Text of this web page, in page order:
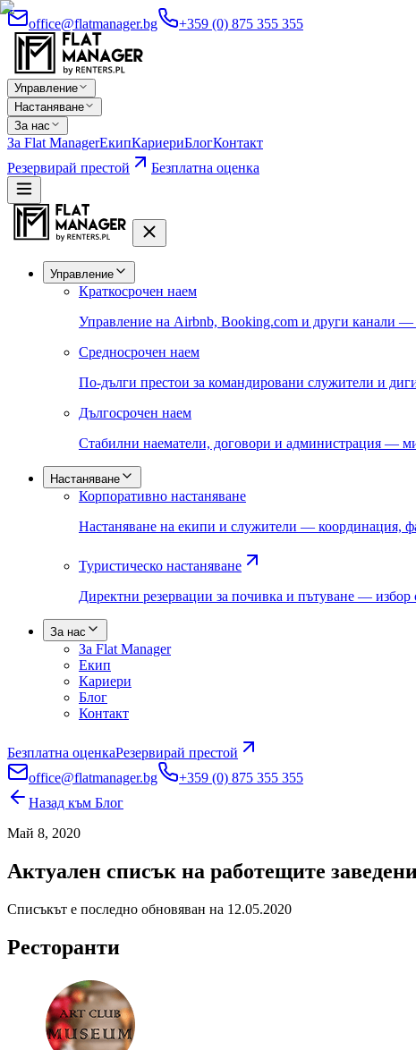
office@flatmanager.bg +359 (0) 875 355 355
Управление
Настаняване
За нас
За Flat ManagerЕкипКариериБлогКонтакт
Резервирай престой
Безплатна оценка
Управление
Краткосрочен наем
Управление на Airbnb, Booking.com и други канали —
Средносрочен наем
По-дълги престои за командировани служители и
Дългосрочен наем
Стабилни наематели, договори и администрация —
Настаняване
Корпоративно настаняване
Настаняване на екипи и служители — координация,
Туристическо настаняване
Директни резервации за почивка и пътуване — избор
За нас
За Flat Manager
Екип
Кариери
Блог
Контакт
Безплатна оценкаРезервирай престой
office@flatmanager.bg
+359 (0) 875 355 355
Назад към Блог
Май 8, 2020
Актуален списък на работещите
Списъкът е последно обновяван на 12.05.2020
Ресторанти